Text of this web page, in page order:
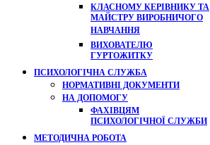
КЛАСНОМУ КЕРІВНИКУ ТА
МАЙСТРУ ВИРОБНИЧОГО
НАВЧАННЯ
ВИХОВАТЕЛЮ
ГУРТОЖИТКУ
ПСИХОЛОГІЧНА СЛУЖБА
НОРМАТИВНІ ДОКУМЕНТИ
НА ДОПОМОГУ
ФАХІВЦЯМ
ПСИХОЛОГІЧНОЇ СЛУЖБИ
МЕТОДИЧНА РОБОТА